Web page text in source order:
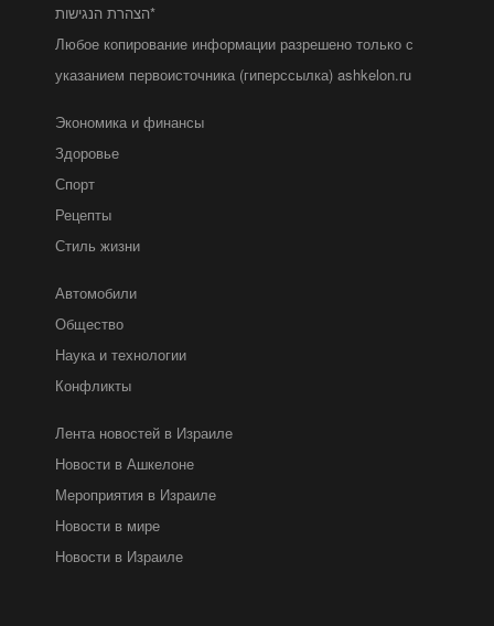
הצהרת הנגישות*
Любое копирование информации разрешено только с
указанием первоисточника (гиперссылка) ashkelon.ru
Экономика и финансы
Здоровье
Спорт
Рецепты
Стиль жизни
Автомобили
Общество
Наука и технологии
Конфликты
Лента новостей в Израиле
Новости в Ашкелоне
Мероприятия в Израиле
Новости в мире
Новости в Израиле